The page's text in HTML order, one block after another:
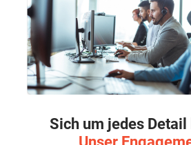
Sich um jedes